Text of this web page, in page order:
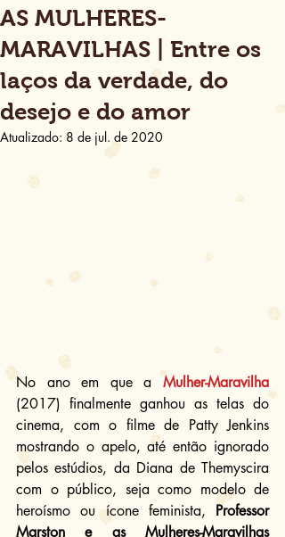
AS MULHERES-
MARAVILHAS | Entre os
laços da verdade, do
desejo e do amor
Atualizado: 8 de jul. de 2020
No ano em que a Mulher-Maravilha
(2017) finalmente ganhou as telas do
cinema, com o filme de Patty Jenkins
mostrando o apelo, até então ignorado
pelos estúdios, da Diana de Themyscira
com o público, seja como modelo de
heroísmo ou ícone feminista, Professor
Marston e as Mulheres-Maravilhas